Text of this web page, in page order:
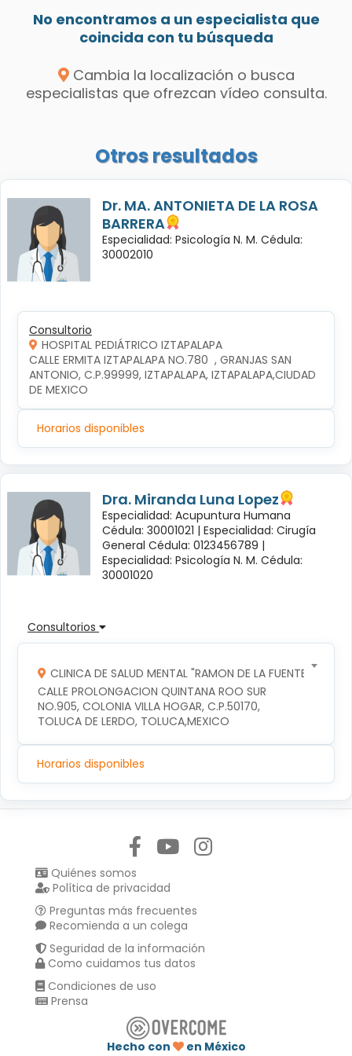
No encontramos a un especialista que
coincida con tu búsqueda
Cambia la localización o busca
especialistas que ofrezcan vídeo consulta.
Otros resultados
Dr. MA. ANTONIETA DE LA ROSA
BARRERA
Especialidad: Psicología N. M. Cédula:
30002010
Consultorio
HOSPITAL PEDIÁTRICO IZTAPALAPA
CALLE ERMITA IZTAPALAPA NO.780  , GRANJAS SAN
ANTONIO, C.P.99999, IZTAPALAPA, IZTAPALAPA,CIUDAD
DE MEXICO
Horarios disponibles
Dra. Miranda Luna Lopez
Especialidad: Acupuntura Humana
Cédula: 30001021 | Especialidad: Cirugía
General Cédula: 0123456789 |
Especialidad: Psicología N. M. Cédula:
30001020
Consultorios
CLINICA DE SALUD MENTAL "RAMON DE LA FUENTE"
CALLE PROLONGACION QUINTANA ROO SUR
NO.905, COLONIA VILLA HOGAR, C.P.50170,
TOLUCA DE LERDO, TOLUCA,MEXICO
Horarios disponibles
Quiénes somos
Política de privacidad
Preguntas más frecuentes
Recomienda a un colega
Seguridad de la información
Como cuidamos tus datos
Condiciones de uso
Prensa
Hecho con en México